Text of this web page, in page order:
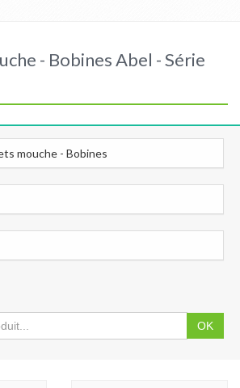
- Bobines Abel - Série
mouche - Bobines
OK